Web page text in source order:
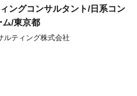
ングコンサルタント/日系コン
ム/東京都
ルティング株式会社